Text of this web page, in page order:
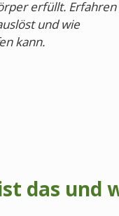
erfüllt. Erfahren
und wie
kann.
das und